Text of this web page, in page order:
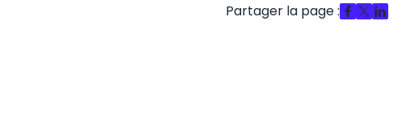
Partager la page :